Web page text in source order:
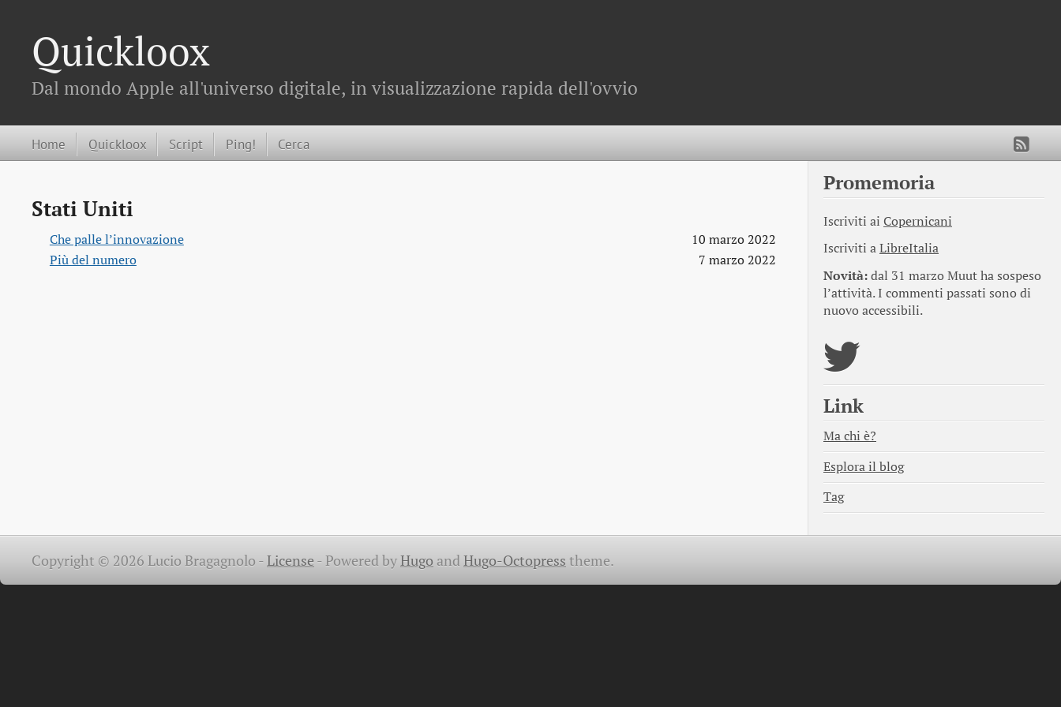
Quickloox
Dal mondo Apple all'universo digitale, in visualizzazione rapida dell'ovvio
Home Quickloox Script Ping! Cerca
Stati Uniti
Che palle l’innovazione
10 marzo 2022
Più del numero
7 marzo 2022
Promemoria
Iscriviti ai Copernicani
Iscriviti aLibreItalia
Novità:dal 31 marzo Muut ha sospeso
l’attività. I commenti passati sono di
nuovo accessibili.
Link
Ma chi è?
Esplora il blog
Tag
Copyright © 2026 Lucio Bragagnolo -License -Powered byHugoandHugo-Octopress theme.